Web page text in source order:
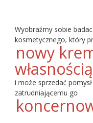
Wyobraźmy sobie
kosmetycznego, który
nowy
własnością
i może sprzedać
zatrudniającemu go